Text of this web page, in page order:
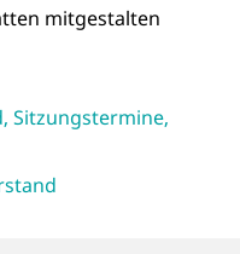
mitgestalten
, Sitzungstermine,